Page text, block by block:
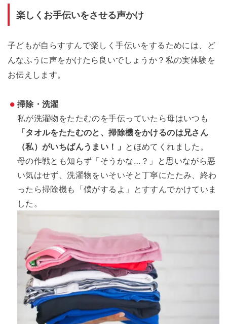
楽しくお手伝いをさせる声かけ
子どもが自らすすんで楽しく手伝いをするためには、ど
んなふうに声をかけたら良いでしょうか？私の実体験を
お伝えします。
掃除・洗濯
私が洗濯物をたたむのを手伝っていたら母はいつも
「タオルをたたむのと、掃除機をかけるのは兄さん
（私）がいちばんうまい！」 とほめてくれました。
母の作戦とも知らず「そうかな…？」と思いながら悪
い気はせず、洗濯物をいそいそと丁寧にたたみ、終わ
ったら掃除機も「僕がするよ」とすすんでかけていま
した。